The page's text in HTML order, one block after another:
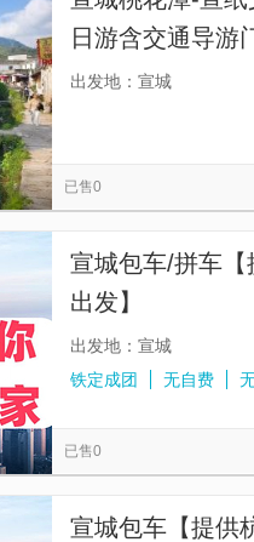
灵山大峡谷 皖南野生动物园
东大裂谷
源灵岩洞景区
马肺景区
婺源石门峡山野秘境
日游含交通导游
仙境等您来-漫
出发地：宣城
已售0
宣城包车/拼车
出发】
出发地：宣城
铁定成团
无自费
已售0
宣城包车【提供